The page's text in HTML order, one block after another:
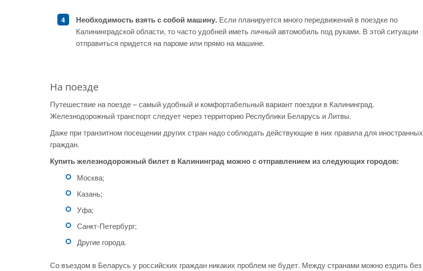
Необходимость взять с собой машину. Если планируется много передвижений в поездке по
Калининградской области, то часто удобней иметь личный автомобиль под руками. В этой ситуации
отправиться придется на пароме или прямо на машине.
На поезде
Путешествие на поезде – самый удобный и комфортабельный вариант поездки в Калининград.
Железнодорожный транспорт следует через территорию Республики Беларусь и Литвы.
Даже при транзитном посещении других стран надо соблюдать действующие в них правила для иностранных
граждан.
Купить железнодорожный билет в Калининград можно с отправлением из следующих городов:
Москва;
Казань;
Уфа;
Санкт-Петербург;
Другие города.
Со въездом в Беларусь у российских граждан никаких проблем не будет. Между странами можно ездить без